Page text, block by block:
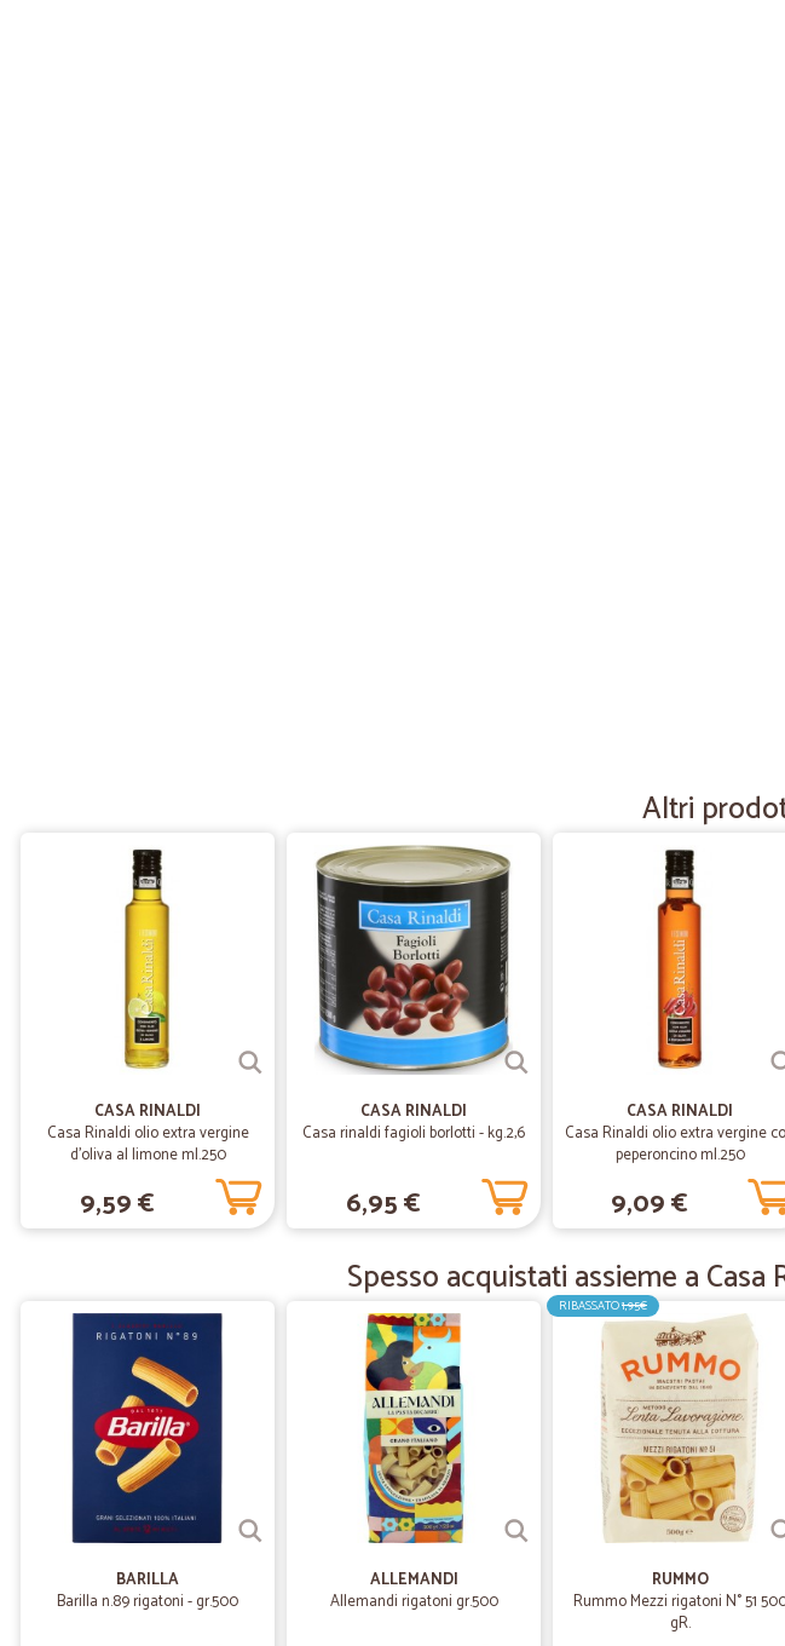
Altri
CASA RINALDI
Casa Rinaldi olio extra vergine
d'oliva al limone ml.250
9,59 €
CASA RINALDI
Casa rinaldi fagioli borlotti - kg.2,6
6,95 €
CASA RINALDI
Casa Rinaldi olio extra vergine
peperoncino ml.250
9,09 €
Spesso acquistati assieme a
BARILLA
Barilla n.89 rigatoni - gr.500
ALLEMANDI
Allemandi rigatoni gr.500
RIBASSATO1,95€
RUMMO
Rummo Mezzi rigatoni N° 51
gR.